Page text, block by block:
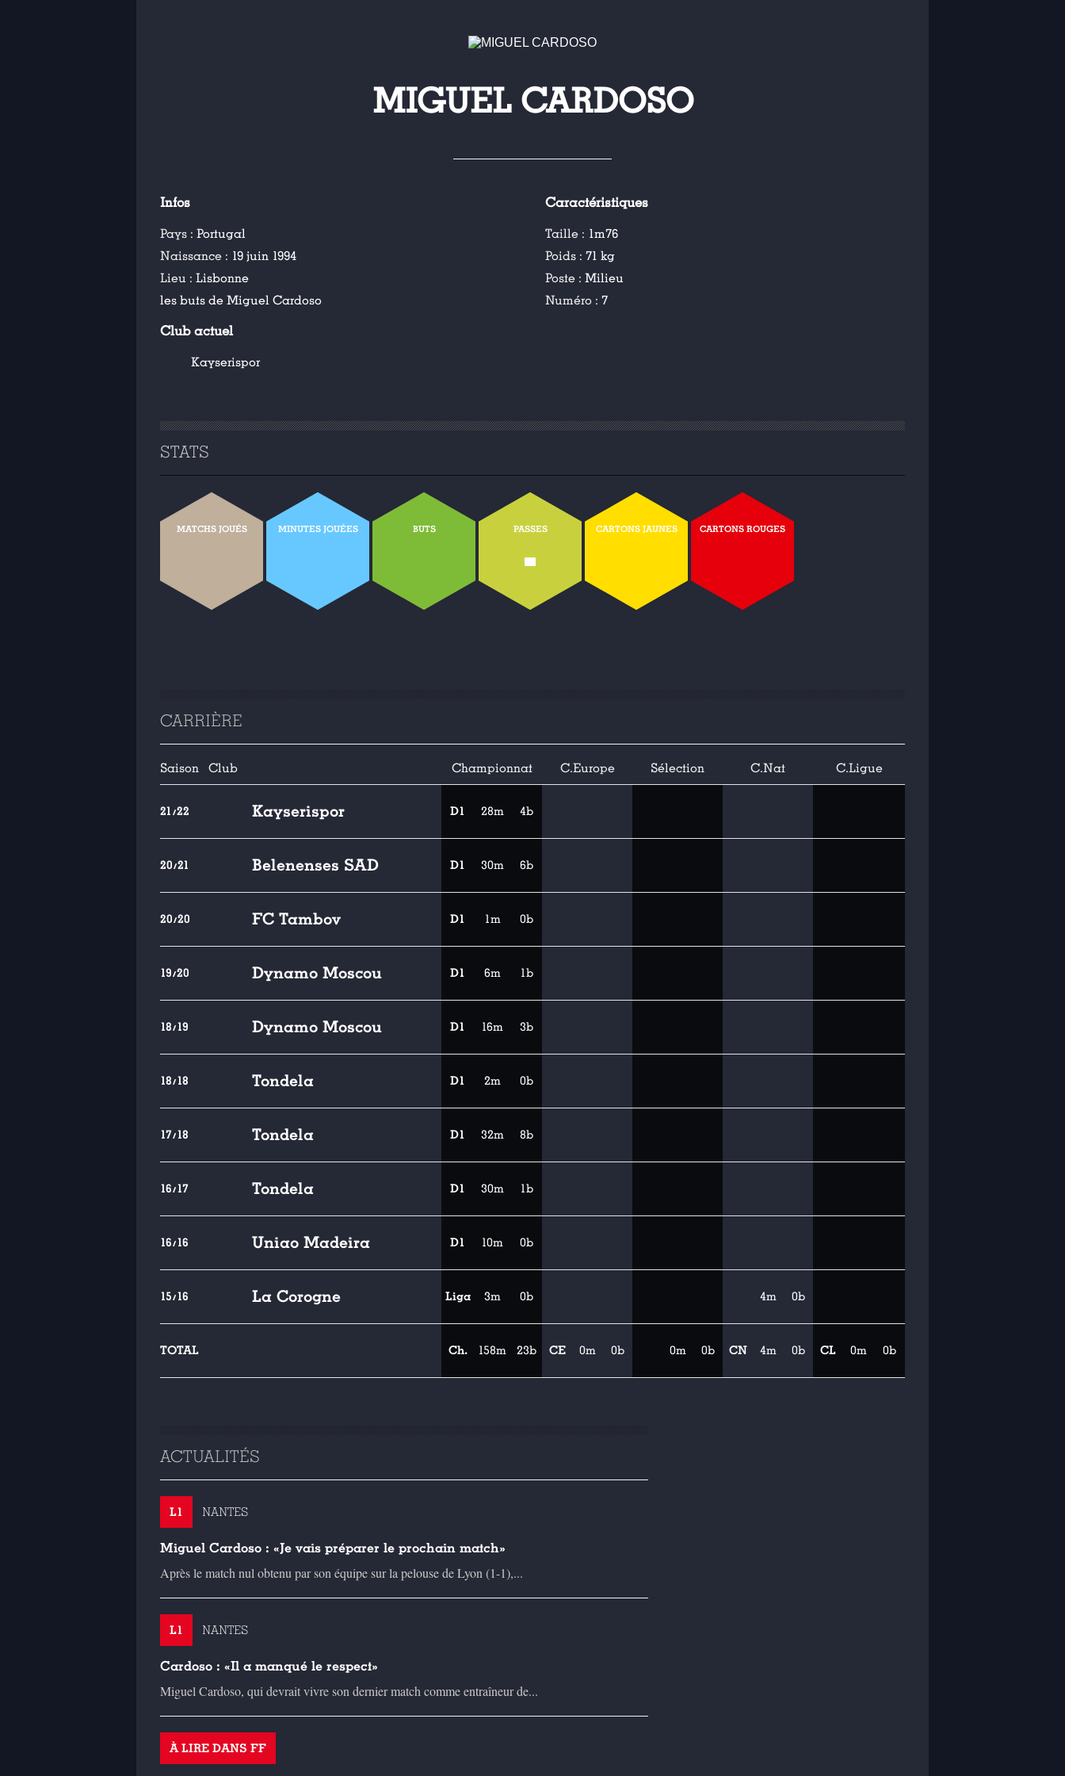
MIGUEL CARDOSO
Infos
Pays : Portugal
Naissance : 19 juin 1994
Lieu : Lisbonne
les buts de Miguel Cardoso
Caractéristiques
Taille : 1m76
Poids :71 kg
Poste :Milieu
Numéro :7
Club actuel
Kayserispor
STATS
MATCHS JOUÉS MINUTES JOUÉES BUTS PASSES
-
CARTONS JAUNES CARTONS ROUGES
CARRIÈRE
Saison Club Championnat C.Europe Sélection C.Nat C.Ligue
21/22 Kayserispor D1 28m 4b
20/21 Belenenses SAD D1 30m 6b
20/20 FC Tambov D1 1m 0b
19/20 Dynamo Moscou D1 6m 1b
18/19 Dynamo Moscou D1 16m 3b
18/18 Tondela D1 2m 0b
17/18 Tondela D1 32m 8b
16/17 Tondela D1 30m 1b
16/16 Uniao Madeira D1 10m 0b
15/16 La Corogne Liga 3m 0b 4m 0b
TOTAL Ch. 158m 23b CE 0m 0b 0m 0b CN 4m 0b CL 0m 0b
ACTUALITÉS
L1 NANTES
Miguel Cardoso : «Je vais préparer le prochain match»
Après le match nul obtenu par son équipe sur la pelouse de Lyon (1-1),...
L1 NANTES
Cardoso : «Il a manqué le respect»
Miguel Cardoso, qui devrait vivre son dernier match comme entraîneur de...
À LIRE DANS FF